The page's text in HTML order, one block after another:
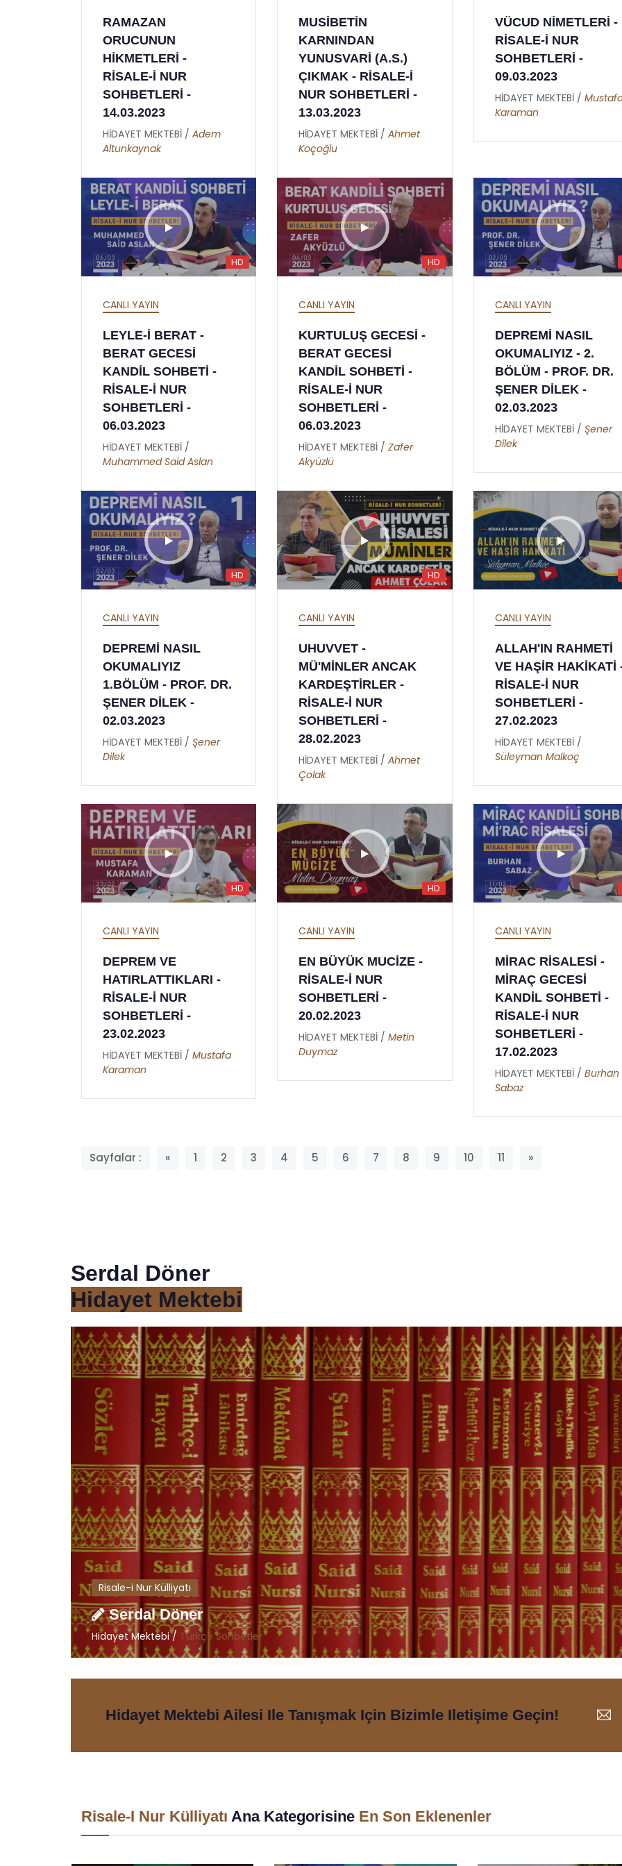
RAMAZAN
ORUCUNUN
HİKMETLERİ -
RİSALE-İ NUR
SOHBETLERİ -
14.03.2023
HİDAYET MEKTEBİ / Adem
Altunkaynak
MUSİBETİN
KARNINDAN
YUNUSVARİ (A.S.)
ÇIKMAK - RİSALE-İ
NUR SOHBETLERİ -
13.03.2023
HİDAYET MEKTEBİ /Ahmet
Koçoğlu
VÜCUD NİMETLERİ -
RİSALE-İ NUR
SOHBETLERİ -
09.03.2023
HİDAYET MEKTEBİ /
Karaman
HD
CANLI YAYIN
LEYLE-İ BERAT -
BERAT GECESİ
KANDİL SOHBETİ -
RİSALE-İ NUR
SOHBETLERİ -
06.03.2023
HİDAYET MEKTEBİ /
Muhammed Said Aslan
HD
CANLI YAYIN
KURTULUŞ GECESİ -
BERAT GECESİ
KANDİL SOHBETİ -
RİSALE-İ NUR
SOHBETLERİ -
06.03.2023
HİDAYET MEKTEBİ /Zafer
Akyüzlü
CANLI YAYIN
DEPREMİ NASIL
OKUMALIYIZ - 2.
BÖLÜM - PROF. DR.
ŞENER DİLEK -
02.03.2023
HİDAYET MEKTEBİ / Şener
Dilek
HD
CANLI YAYIN
DEPREMİ NASIL
OKUMALIYIZ
1.BÖLÜM - PROF. DR.
ŞENER DİLEK -
02.03.2023
HİDAYET MEKTEBİ / Şener
Dilek
HD
CANLI YAYIN
UHUVVET -
MÜ'MİNLER ANCAK
KARDEŞTİRLER -
RİSALE-İ NUR
SOHBETLERİ -
28.02.2023
HİDAYET MEKTEBİ /Ahmet
Çolak
CANLI YAYIN
ALLAH'IN RAHMETİ
VE HAŞİR HAKİKATİ
RİSALE-İ NUR
SOHBETLERİ -
27.02.2023
HİDAYET MEKTEBİ /
Süleyman Malkoç
HD
CANLI YAYIN
DEPREM VE
HATIRLATTIKLARI -
RİSALE-İ NUR
SOHBETLERİ -
23.02.2023
HİDAYET MEKTEBİ / Mustafa
Karaman
HD
CANLI YAYIN
EN BÜYÜK MUCİZE -
RİSALE-İ NUR
SOHBETLERİ -
20.02.2023
HİDAYET MEKTEBİ /Metin
Duymaz
CANLI YAYIN
MİRAC RİSALESİ -
MİRAÇ GECESİ
KANDİL SOHBETİ -
RİSALE-İ NUR
SOHBETLERİ -
17.02.2023
HİDAYET MEKTEBİ / Burhan
Sabaz
Sayfalar : « 1 2 3 4 5 6 7 8 9 10 11 »
Serdal Döner
Hidayet Mektebi
Risale-i Nur Külliyatı
Serdal Döner
Hidayet Mektebi / Türkçe Sohbetler
Hidayet Mektebi Ailesi Ile Tanışmak Için Bizimle Iletişime Geçin!
Risale-I Nur Külliyatı Ana Kategorisine En Son Eklenenler
HATİME ( GIYBET
HAKKINDA )
HİDAYET MEKTEBİ /
Sabaz
ER RAHMAN - 02
HİDAYET MEKTEBİ /
Hüsna
YİRMİ YEDİNCİ
HİDAYET MEKTEBİ /
Malkoç